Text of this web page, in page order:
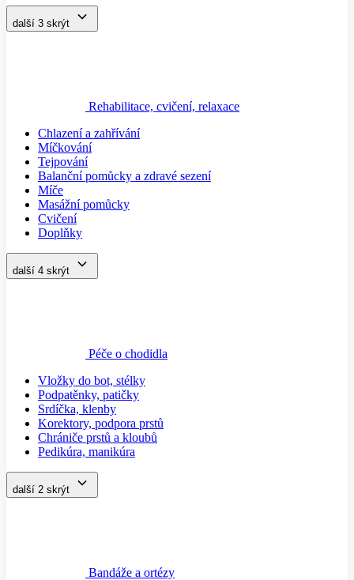
další 3 skrýt
Rehabilitace, cvičení, relaxace
Chlazení a zahřívání
Míčkování
Tejpování
Balanční pomůcky a zdravé sezení
Míče
Masážní pomůcky
Cvičení
Doplňky
další 4 skrýt
Péče o chodidla
Vložky do bot, stélky
Podpatěnky, patičky
Srdíčka, klenby
Korektory, podpora prstů
Chrániče prstů a kloubů
Pedikúra, manikúra
další 2 skrýt
Bandáže a ortézy